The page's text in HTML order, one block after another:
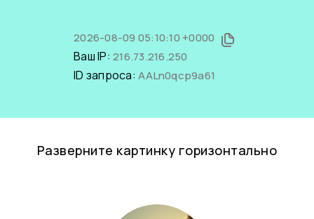
2026-08-09 05:10:10 +0000
Ваш IP: 216.73.216.250
ID запроса: AALn0qcp9a61
Разверните картинку горизонтально